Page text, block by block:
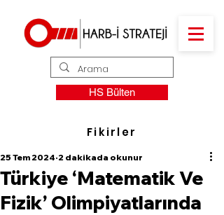
HS Bülten
Fikirler
Türkiye ‘Matematik Ve
Fizik’ Olimpiyatlarında
25 Tem 2024 2 dakikada okunur